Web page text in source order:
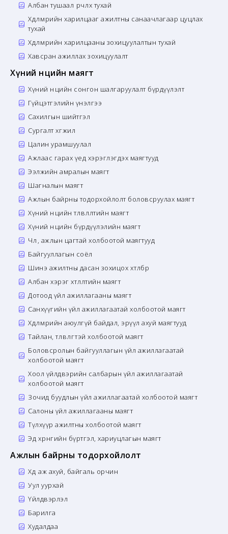
Албан тушаал өөрчлөх тухай
Хөдөлмөрийн харилцааг ажилтны санаачлагаар цуцлах
тухай
Хөдөлмөрийн харилцааны зохицуулалтын тухай
Хавсран ажиллах зохицуулалт
Хүний нөөцийн маягт
Хүний нөөцийн сонгон шалгаруулалт бүрдүүлэлт
Гүйцэтгэлийн үнэлгээ
Сахилгын шийтгэл
Сургалт хөгжил
Цалин урамшуулал
Ажлаас гарах үед хэрэглэгдэх маягтууд
Ээлжийн амралын маягт
Шагналын маягт
Ажлын байрны тодорхойлолт боловсруулах маягт
Хүний нөөцийн төлөвлөлтийн маягт
Хүний нөөцийн бүрдүүлэлийн маягт
Чөлөө, ажлын цагтай холбоотой маягтууд
Байгууллагын соёл
Шинэ ажилтны дасан зохицох хөтөлбөр
Албан хэрэг хөтлөлтийн маягт
Дотоод үйл ажиллагааны маягт
Санхүүгийн үйл ажиллагаатай холбоотой маягт
Хөдөлмөрийн аюулгүй байдал, эрүүл ахуй маягтууд
Тайлан, төлөвлөгөөтэй холбоотой маягт
Боловсролын байгууллагын үйл ажиллагаатай
холбоотой маягт
Хоол үйлдвэрийн салбарын үйл ажиллагаатай
холбоотой маягт
Зочид буудлын үйл ажиллагаатай холбоотой маягт
Салоны үйл ажиллагааны маягт
Түлхүүр ажилтны холбоотой маягт
Эд хөрөнгийн бүртгэл, хариуцлагын маягт
Ажлын байрны тодорхойлолт
Хөдөө аж ахуй, байгаль орчин
Уул уурхай
Үйлдвэрлэл
Барилга
Худалдаа